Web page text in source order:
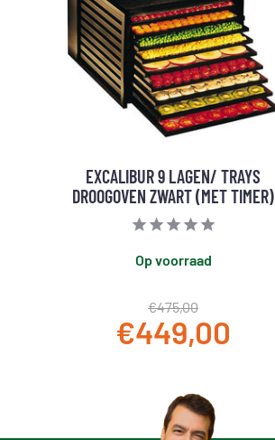
EXCALIBUR 9 LAGEN/ TRAYS
DROOGOVEN ZWART (MET TIMER)
Op voorraad
€475,00
€449,00